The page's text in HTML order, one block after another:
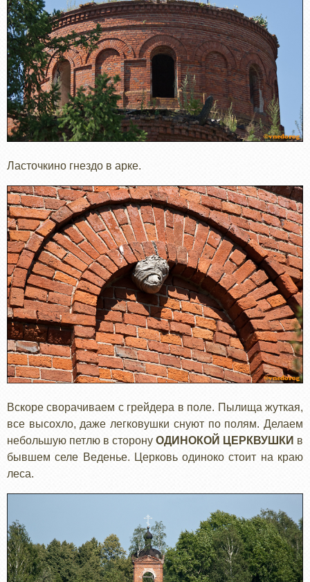
Ласточкино гнездо в арке.
Вскоре сворачиваем с грейдера в поле. Пылища жуткая,
все высохло, даже легковушки снуют по полям. Делаем
небольшую петлю в сторону ОДИНОКОЙ ЦЕРКВУШКИ в
бывшем селе Веденье. Церковь одиноко стоит на краю
леса.